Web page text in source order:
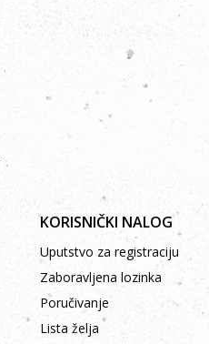
KORISNIČKI NALOG
Uputstvo za registraciju
Zaboravljena lozinka
Poručivanje
Lista želja